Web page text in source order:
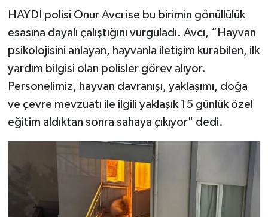
HAYDİ polisi Onur Avcı ise bu birimin gönüllülük
esasına dayalı çalıştığını vurguladı. Avcı, “Hayvan
psikolojisini anlayan, hayvanla iletişim kurabilen, ilk
yardım bilgisi olan polisler görev alıyor.
Personelimiz, hayvan davranışı, yaklaşımı, doğa
ve çevre mevzuatı ile ilgili yaklaşık 15 günlük özel
eğitim aldıktan sonra sahaya çıkıyor" dedi.